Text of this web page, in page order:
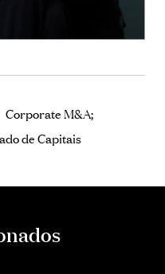
Corporate M&A
de Capitais